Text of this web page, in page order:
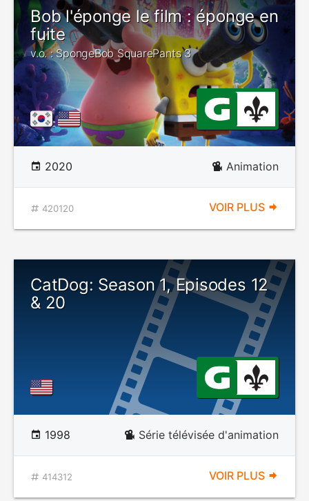
Bob l'éponge le film : éponge en
fuite
v.o. : SpongeBob SquarePants 3
2020 Animation
420120 VOIR PLUS
CatDog: Season 1, Episodes 12
& 20
1998 Série télévisée d'animation
414312 VOIR PLUS